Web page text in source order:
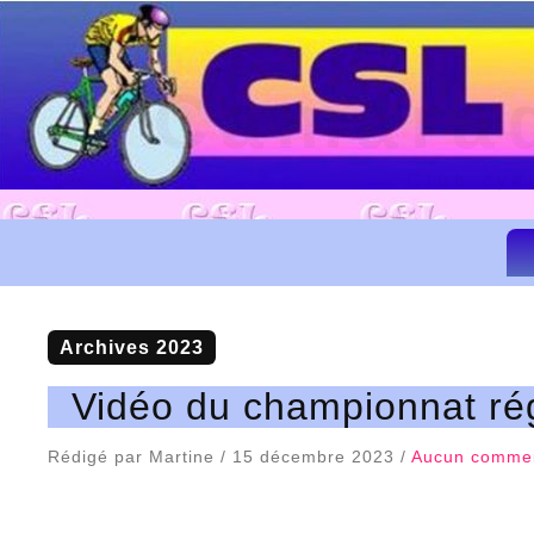
Archives 2023
Vidéo du championnat
Rédigé par Martine / 15 décembre 2023 / Aucun